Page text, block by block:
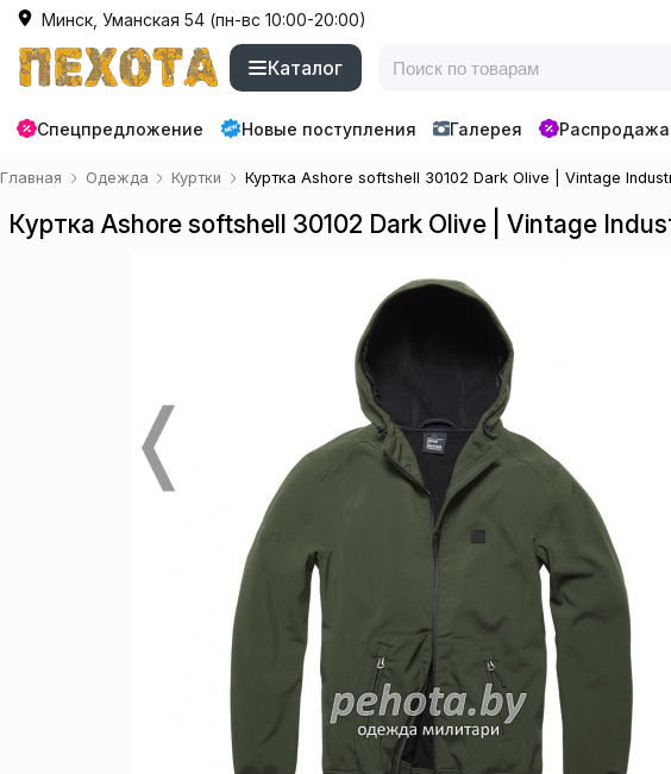
Минск, Уманская 54 (пн-вс 10:00-20:00)
Каталог
Спецпредложение Новые поступления Галерея Распродажа
Главная Одежда Куртки Куртка Ashore softshell 30102 Dark Olive | Vintage
Куртка Ashore softshell 30102 Dark Olive | Vintage